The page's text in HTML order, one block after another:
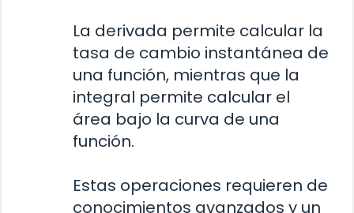
La derivada permite calcular la
tasa de cambio instantánea de
una función, mientras que la
integral permite calcular el
área bajo la curva de una
función.
Estas operaciones requieren de
conocimientos avanzados y un